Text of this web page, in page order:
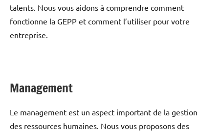
talents. Nous vous aidons à comprendre comment
fonctionne la GEPP et comment l’utiliser pour votre
entreprise.
Management
Le management est un aspect important de la gestion
des ressources humaines. Nous vous proposons des